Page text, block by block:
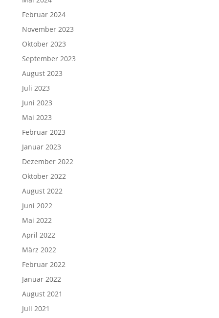
Februar 2024
November 2023
Oktober 2023
September 2023
August 2023
Juli 2023
Juni 2023
Mai 2023
Februar 2023
Januar 2023
Dezember 2022
Oktober 2022
August 2022
Juni 2022
Mai 2022
April 2022
März 2022
Februar 2022
Januar 2022
August 2021
Juli 2021